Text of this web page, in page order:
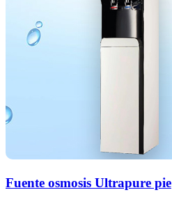
Fuente osmosis Ultrapure pie